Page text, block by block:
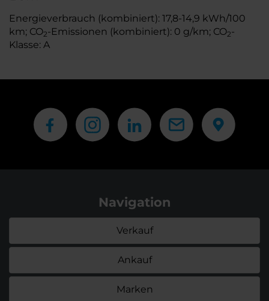
Energieverbrauch (kombiniert): 17,8-14,9 kWh/100
km; CO2-Emissionen (kombiniert): 0 g/km; CO2-
Klasse: A
Navigation
Verkauf
Ankauf
Marken